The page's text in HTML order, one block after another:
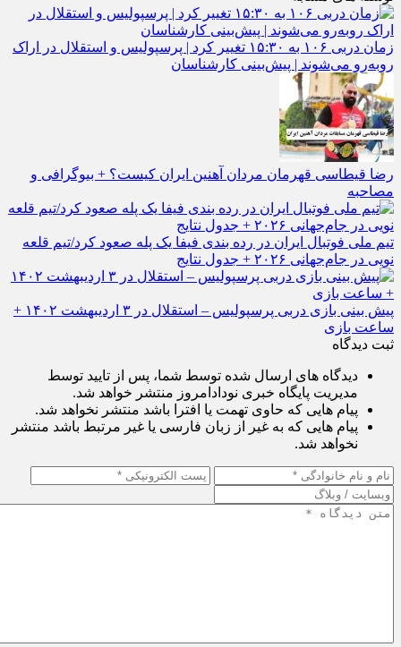
زمان دربی ۱۰۶ به ۱۵:۳۰ تغییر کرد | پرسپولیس و استقلال در اراک
روبه‌رو می‌شوند | پیش‌بینی کارشناسان
رضا قیطاسی قهرمان مردان آهنین ایران کیست؟ + بیوگرافی و
مصاحبه
تیم ملی فوتبال ایران در رده بندی فیفا یک پله صعود کرد/تیم قلعه
نویی در جام‌جهانی ۲۰۲۶ + جدول نتایج
پیش بینی بازی دربی پرسپولیس – استقلال در ۳ اردیبهشت ۱۴۰۲ +
ساعت بازی
ثبت دیدگاه
دیدگاه های ارسال شده توسط شما، پس از تایید توسط
مدیریت پایگاه خبری نودادامروز منتشر خواهد شد.
پیام هایی که حاوی تهمت یا افترا باشد منتشر نخواهد شد.
پیام هایی که به غیر از زبان فارسی یا غیر مرتبط باشد منتشر
نخواهد شد.